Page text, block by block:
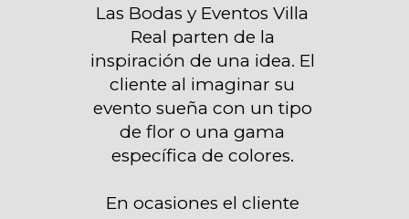
Las Bodas y Eventos Villa
Real parten de la
inspiración de una idea. El
cliente al imaginar su
evento sueña con un tipo
de flor o una gama
específica de colores.
En ocasiones el cliente